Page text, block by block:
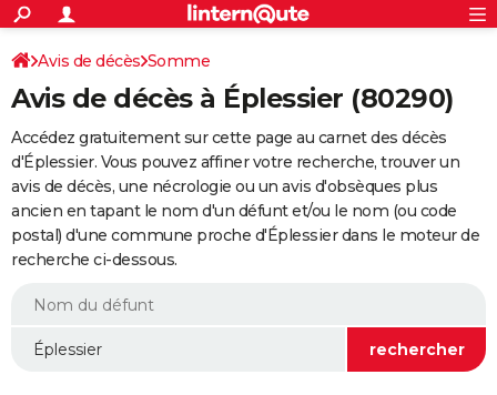
ACTUALITÉS
Politique
Société
Faits Divers
Education
Monde
Villes
+
SPORT
Coupe du monde 2026
Football
Tennis
Cyclisme
Rugby
Forum
Programme TV
TNT
Streaming
Cinéma
Sorties cinéma
Musique
+
FINANCE
Retraite
Impôts
Epargne
Immobilier
Risques naturels par ville
Banque
Assurance
Crédit
AUTO
Essais
Réserver un essai
Citadines
Berlines
SUV
Forum auto
+HIGH-TECH
BRICOLAGE
Forum
Aménagement intérieur
Extérieur
Cuisine
Salle de bains
Jardinage
Rangement
WEEK-END
Avis de décès Somme
Avis de décès à Éplessier (80290)
Accédez gratuitement sur cette page au carnet des décès
d'Éplessier. Vous pouvez affiner votre recherche, trouver un
avis de décès, une nécrologie ou un avis d'obsèques plus
ancien en tapant le nom d'un défunt et/ou le nom (ou code
postal) d'une commune proche d'Éplessier dans le moteur de
recherche ci-dessous.